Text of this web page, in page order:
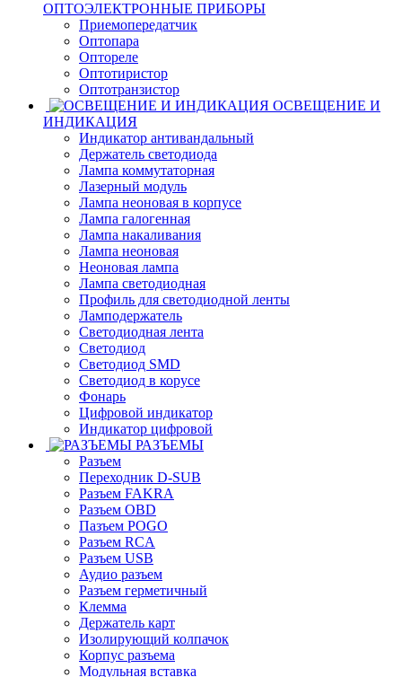
ОПТОЭЛЕКТРОННЫЕ ПРИБОРЫ
Приемопередатчик
Оптопара
Оптореле
Оптотиристор
Оптотранзистор
ОСВЕЩЕНИЕ И
ИНДИКАЦИЯ
Индикатор антивандальный
Держатель светодиода
Лампа коммутаторная
Лазерный модуль
Лампа неоновая в корпусе
Лампа галогенная
Лампа накаливания
Лампа неоновая
Неоновая лампа
Лампа светодиодная
Профиль для светодиодной ленты
Ламподержатель
Светодиодная лента
Светодиод
Светодиод SMD
Светодиод в корусе
Фонарь
Цифровой индикатор
Индикатор цифровой
РАЗЪЕМЫ
Разъем
Переходник D-SUB
Разъем FAKRA
Разъем OBD
Пазъем POGO
Разъем RCA
Разъем USB
Аудио разъем
Разъем герметичный
Клемма
Держатель карт
Изолирующий колпачок
Корпус разъема
Модульная вставка